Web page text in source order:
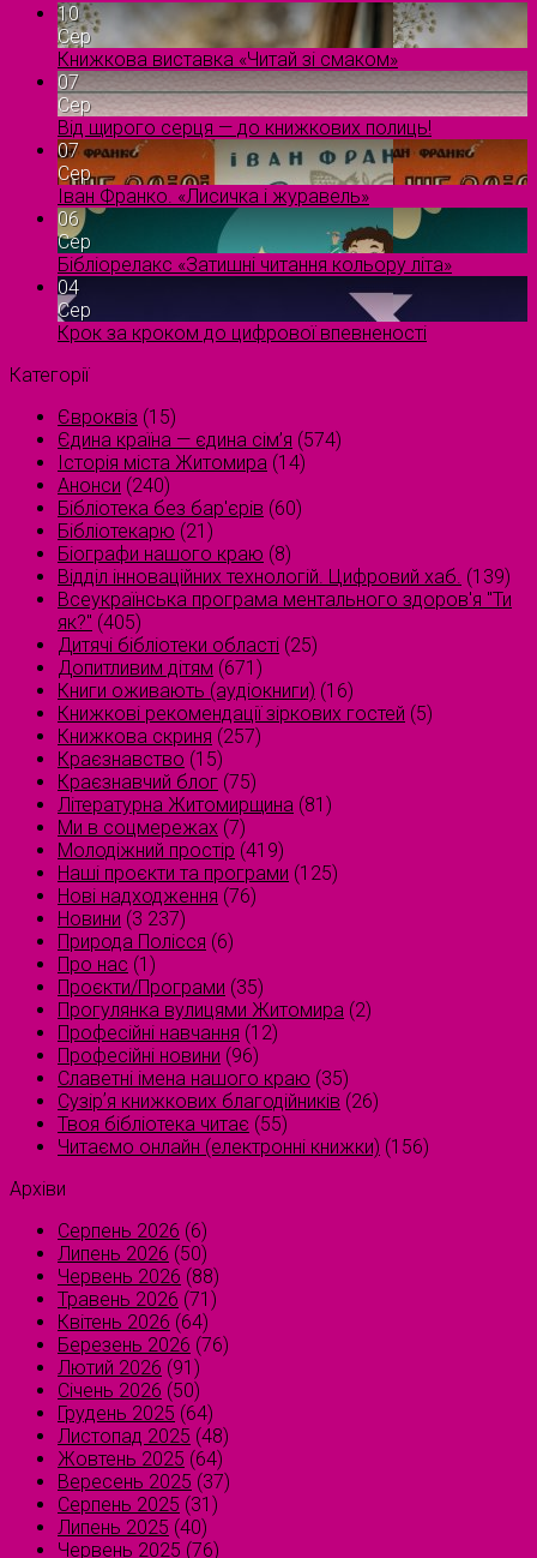
10
Сер
Книжкова виставка «Читай зі смаком»
07
Сер
Від щирого серця — до книжкових полиць!
07
Сер
Іван Франко. «Лисичка і журавель»
06
Сер
Бібліорелакс «Затишні читання кольору літа»
04
Сер
Крок за кроком до цифрової впевненості
Категорії
Євроквіз (15)
Єдина країна — єдина сім’я (574)
Історія міста Житомира (14)
Анонси (240)
Бібліотека без бар'єрів (60)
Бібліотекарю (21)
Біографи нашого краю (8)
Відділ інноваційних технологій. Цифровий хаб. (139)
Всеукраїнська програма ментального здоров'я "Ти
як?" (405)
Дитячі бібліотеки області (25)
Допитливим дітям (671)
Книги оживають (аудіокниги) (16)
Книжкові рекомендації зіркових гостей (5)
Книжкова скриня (257)
Краєзнавство (15)
Краєзнавчий блог (75)
Літературна Житомирщина (81)
Ми в соцмережах (7)
Молодіжний простір (419)
Наші проєкти та програми (125)
Нові надходження (76)
Новини (3 237)
Природа Полісся (6)
Про нас (1)
Проєкти/Програми (35)
Прогулянка вулицями Житомира (2)
Професійні навчання (12)
Професійні новини (96)
Славетні імена нашого краю (35)
Сузірʼя книжкових благодійників (26)
Твоя бібліотека читає (55)
Читаємо онлайн (електронні книжки) (156)
Архіви
Серпень 2026 (6)
Липень 2026 (50)
Червень 2026 (88)
Травень 2026 (71)
Квітень 2026 (64)
Березень 2026 (76)
Лютий 2026 (91)
Січень 2026 (50)
Грудень 2025 (64)
Листопад 2025 (48)
Жовтень 2025 (64)
Вересень 2025 (37)
Серпень 2025 (31)
Липень 2025 (40)
Червень 2025 (76)